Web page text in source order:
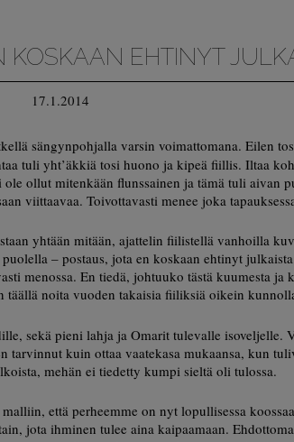
KOSKAAN EHTINYT
17.1.2014
sängynpohjalla varsin voimattomana. Eilen
tuli yht’äkkiä tosi huono ja kipeä fiillis. Iltaa
ollut mitenkään flunssainen ja tämä tuli aivan
viittaavaa. Toivottavasti menee joka
yhtään mitään, ajattelin fiilistellä vanhoilla
– postaus, jota en koskaan ehtinyt
menossa. En tiedä, johtuuko tästä kuumesta ja
täällä noita vuoden takaisia fiiliksiä oikein
sekä pieni lahja ja Omarit tulevalle isoveljelle.
kuin ottaa vaatekasa mukaansa, kun
mehän ei tiedetty kumpi sieltä oli tulossa.
että perheemme on nyt lopullisessa
jota ihminen tulee aina kaipaamaan.